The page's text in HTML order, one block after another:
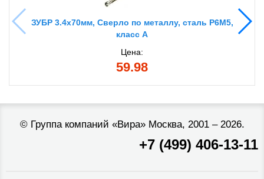
ЗУБР 3.4х70мм, Сверло по металлу, сталь Р6М5,
класс А
Цена:
59.98
© Группа компаний «Вира»Москва, 2001 – 2026.
+7 (499) 406-13-11